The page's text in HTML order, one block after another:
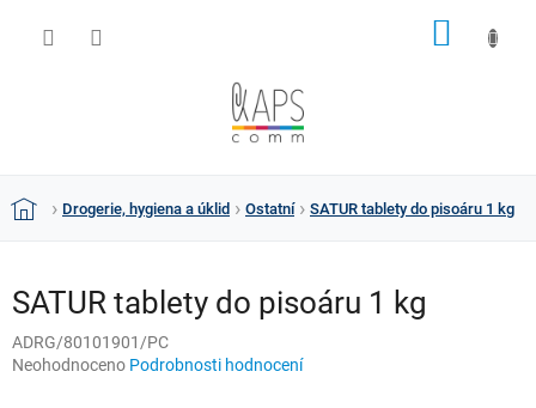
DomůDrogerie, hygiena a úklid Ostatní SATUR tablety do pisoáru 1 kg
SATUR tablety do pisoáru 1 kg
ADRG/80101901/PC
Průměrné
Neohodnoceno Podrobnosti hodnocení